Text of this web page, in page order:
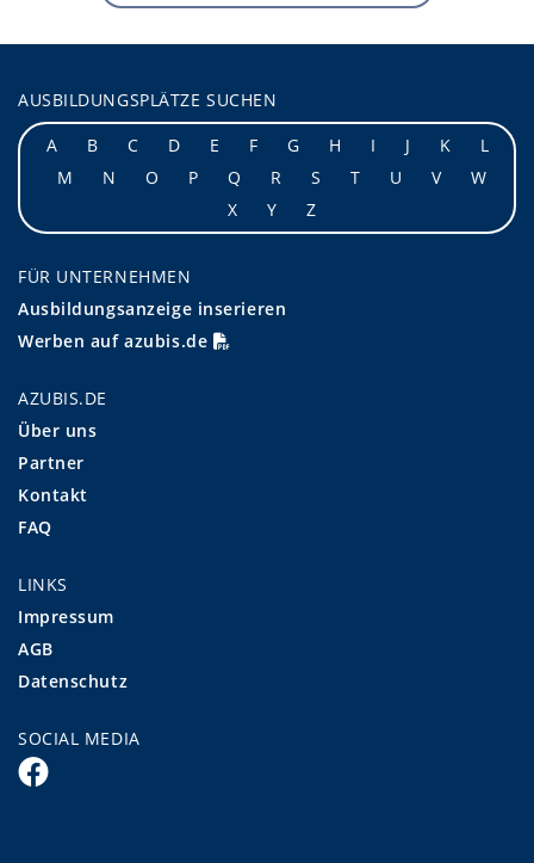
AUSBILDUNGSPLÄTZE SUCHEN
A
B C D E F G H I J K
L
M
N O P Q R S T U V
W
X
Y Z
FÜR UNTERNEHMEN
Ausbildungsanzeige inserieren
Werben auf azubis.de
AZUBIS.DE
Über uns
Partner
Kontakt
FAQ
LINKS
Impressum
AGB
Datenschutz
SOCIAL MEDIA